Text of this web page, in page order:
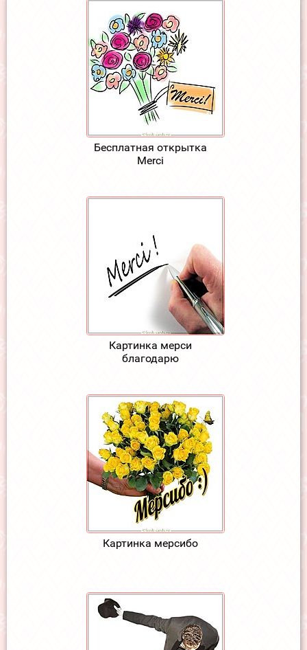
Бесплатная открытка
Merci
Картинка мерси
благодарю
Картинка мерсибо